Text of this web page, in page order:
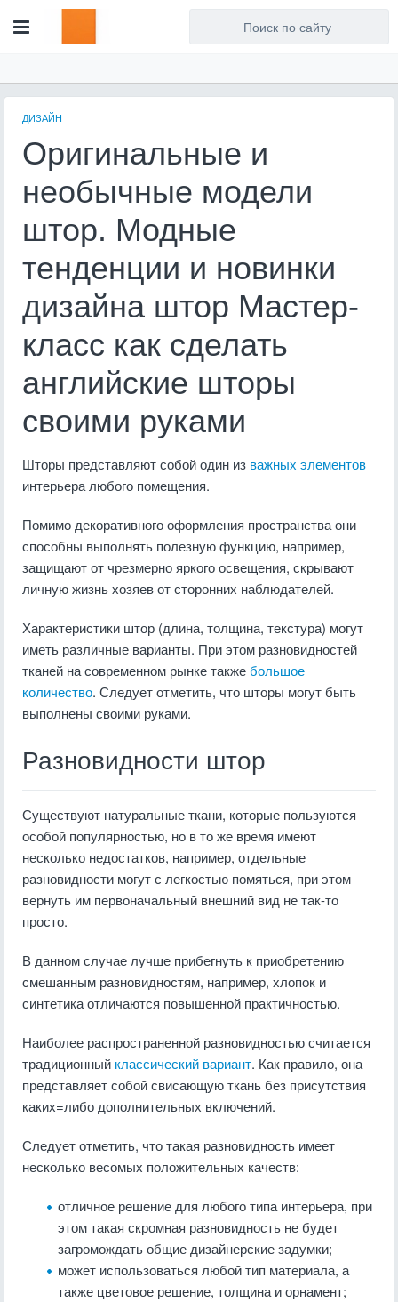
ДИЗАЙН
Оригинальные и
необычные модели
штор. Модные
тенденции и новинки
дизайна штор Мастер-
класс как сделать
английские шторы
своими руками
Шторы представляют собой один из важных элементов
интерьера любого помещения.
Помимо декоративного оформления пространства они
способны выполнять полезную функцию, например,
защищают от чрезмерно яркого освещения, скрывают
личную жизнь хозяев от сторонних наблюдателей.
Характеристики штор (длина, толщина, текстура) могут
иметь различные варианты. При этом разновидностей
тканей на современном рынке такжебольшое
количество. Следует отметить, что шторы могут быть
выполнены своими руками.
Разновидности штор
Существуют натуральные ткани, которые пользуются
особой популярностью, но в то же время имеют
несколько недостатков, например, отдельные
разновидности могут с легкостью помяться, при этом
вернуть им первоначальный внешний вид не так-то
просто.
В данном случае лучше прибегнуть к приобретению
смешанным разновидностям, например, хлопок и
синтетика отличаются повышенной практичностью.
Наиболее распространенной разновидностью считается
традиционный классический вариант. Как правило, она
представляет собой свисающую ткань без присутствия
каких=либо дополнительных включений.
Следует отметить, что такая разновидность имеет
несколько весомых положительных качеств:
отличное решение для любого типа интерьера, при
этом такая скромная разновидность не будет
загромождать общие дизайнерские задумки;
может использоваться любой тип материала, а
также цветовое решение, толщина и орнамент;
Для любых предложений по
сайту: artist71@cp9.ru